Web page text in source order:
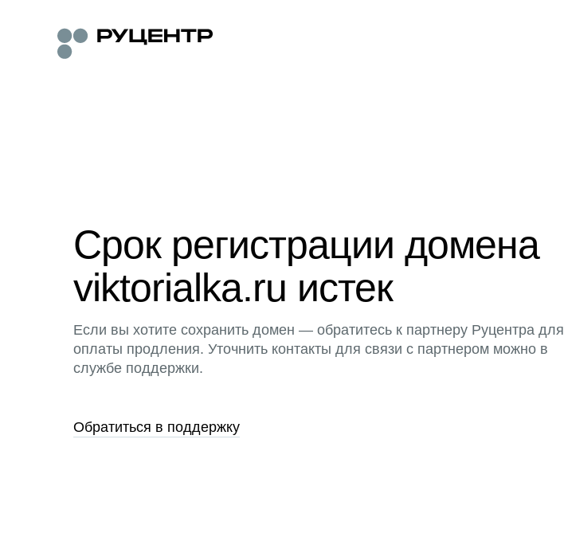
Срок регистрации домена
viktorialka.ru истек
Если вы хотите сохранить домен — обратитесь к партнеру Руцентра для
оплаты продления. Уточнить контакты для связи с партнером можно в
службе поддержки.
Обратиться в поддержку